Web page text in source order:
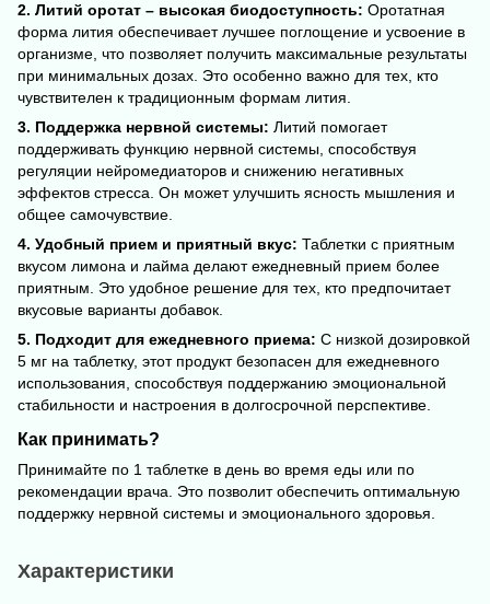
2. Литий оротат – высокая биодоступность: Оротатная
форма лития обеспечивает лучшее поглощение и усвоение в
организме, что позволяет получить максимальные результаты
при минимальных дозах. Это особенно важно для тех, кто
чувствителен к традиционным формам лития.
3. Поддержка нервной системы: Литий помогает
поддерживать функцию нервной системы, способствуя
регуляции нейромедиаторов и снижению негативных
эффектов стресса. Он может улучшить ясность мышления и
общее самочувствие.
4. Удобный прием и приятный вкус: Таблетки с приятным
вкусом лимона и лайма делают ежедневный прием более
приятным. Это удобное решение для тех, кто предпочитает
вкусовые варианты добавок.
5. Подходит для ежедневного приема: С низкой дозировкой
5 мг на таблетку, этот продукт безопасен для ежедневного
использования, способствуя поддержанию эмоциональной
стабильности и настроения в долгосрочной перспективе.
Как принимать?
Принимайте по 1 таблетке в день во время еды или по
рекомендации врача. Это позволит обеспечить оптимальную
поддержку нервной системы и эмоционального здоровья.
Характеристики